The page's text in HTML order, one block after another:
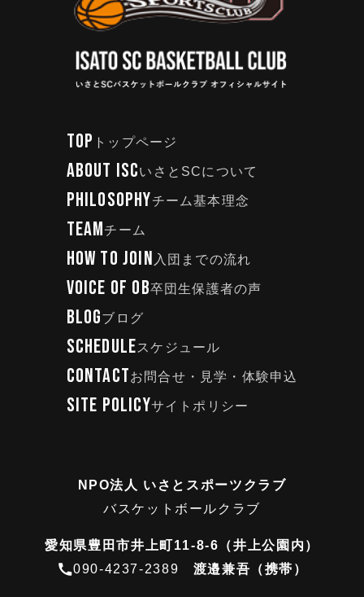
TOP トップページ
ABOUT ISCいさとSCについて
PHILOSOPHYチーム基本理念
TEAMチーム
HOW TO JOIN 入団までの流れ
VOICE OF OB卒団生保護者の声
BLOGブログ
SCHEDULEスケジュール
CONTACTお問合せ・見学・体験申込
SITE POLICYサイトポリシー
NPO法人 いさとスポーツクラブ
バスケットボールクラブ
愛知県豊田市井上町11-8-6（井上公園内）
090-4237-2389 渡邉兼吾（携帯）